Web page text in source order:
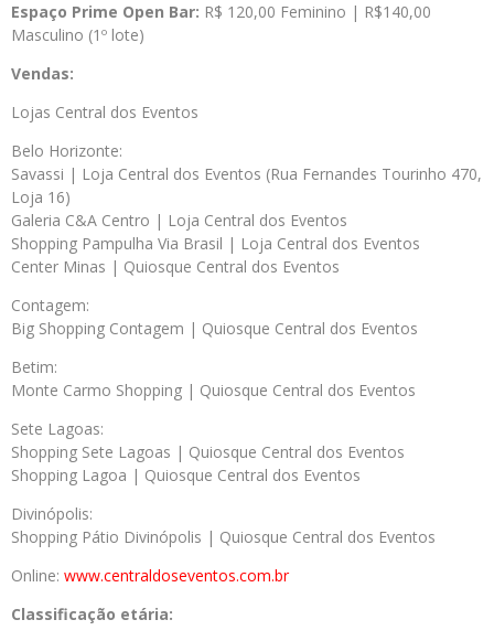
Espaço Prime Open Bar: R$ 120,00 Feminino | R$140,00
Masculino (1º lote)
Vendas:
Lojas Central dos Eventos
Belo Horizonte:
Savassi | Loja Central dos Eventos (Rua Fernandes Tourinho 470,
Loja 16)
Galeria C&A Centro | Loja Central dos Eventos
Shopping Pampulha Via Brasil | Loja Central dos Eventos
Center Minas | Quiosque Central dos Eventos
Contagem:
Big Shopping Contagem | Quiosque Central dos Eventos
Betim:
Monte Carmo Shopping | Quiosque Central dos Eventos
Sete Lagoas:
Shopping Sete Lagoas | Quiosque Central dos Eventos
Shopping Lagoa | Quiosque Central dos Eventos
Divinópolis:
Shopping Pátio Divinópolis | Quiosque Central dos Eventos
Online: www.centraldoseventos.com.br
Classificação etária: